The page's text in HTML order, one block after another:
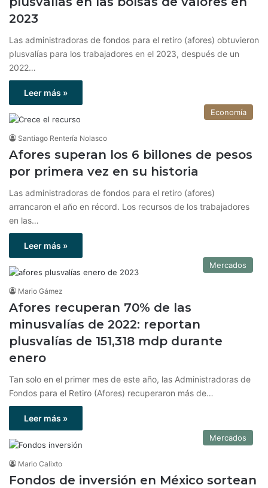
2023
Las administradoras de fondos para el retiro (afores) obtuvieron
plusvalías para los trabajadores en el 2023, después de un
2022…
Leer más »
Economía
Santiago Rentería Nolasco
Afores superan los 6 billones de pesos
por primera vez en su historia
Las administradoras de fondos para el retiro (afores)
arrancaron el año en récord. Los recursos de los trabajadores
en las…
Leer más »
Mercados
Mario Gámez
Afores recuperan 70% de las
minusvalías de 2022: reportan
plusvalías de 151,318 mdp durante
enero
Tan solo en el primer mes de este año, las Administradoras de
Fondos para el Retiro (Afores) recuperaron más de…
Leer más »
Mercados
Mario Calixto
Fondos de inversión en México sortean